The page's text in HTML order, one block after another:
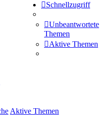
versenken
Schnellzugriff
Unbeantwortete
Themen
Aktive Themen
Aktive Themen